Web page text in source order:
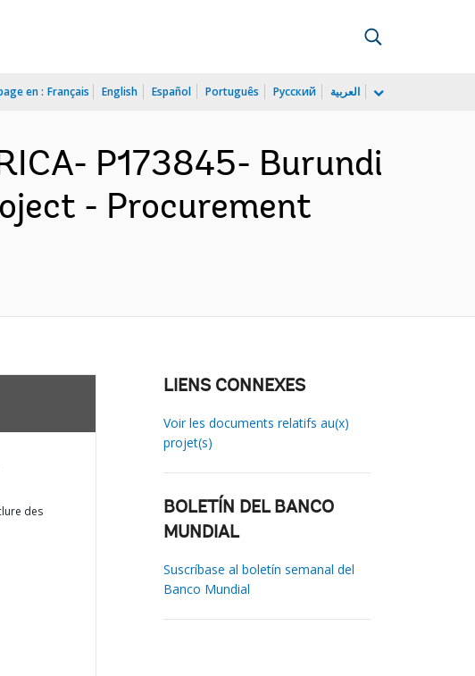
en : Français English Español Português Русский العربية
P173845- Burundi
- Procurement
des
LIENS CONNEXES
Voir les documents relatifs au(x)
projet(s)
BOLETÍN DEL BANCO
MUNDIAL
Suscríbase al boletín semanal del
Banco Mundial